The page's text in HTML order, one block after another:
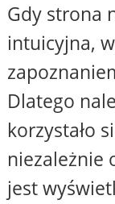
Gdy strona
intuicyjna,
Dlatego
korzystało
niezależnie
jest